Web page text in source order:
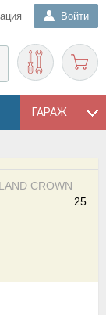
Войти
ГАРАЖ
CROWN
25